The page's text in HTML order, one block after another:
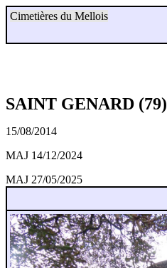
Cimetières du Mellois
SAINT GENARD (79)
15/08/2014
MAJ 14/12/2024
MAJ 27/05/2025